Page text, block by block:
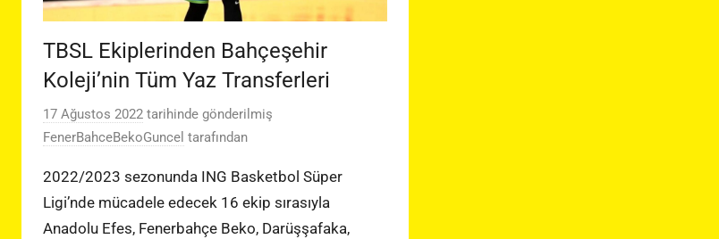
TBSL Ekiplerinden Bahçeşehir
Koleji’nin Tüm Yaz Transferleri
17 Ağustos 2022 tarihinde gönderilmiş
FenerBahceBekoGuncel tarafından
2022/2023 sezonunda ING Basketbol Süper
Ligi’nde mücadele edecek 16 ekip sırasıyla
Anadolu Efes, Fenerbahçe Beko, Darüşşafaka,